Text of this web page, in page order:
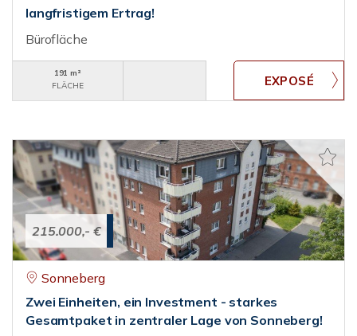
langfristigem Ertrag!
Bürofläche
191 m²
FLÄCHE
215.000,- €
Sonneberg
Zwei Einheiten, ein Investment - starkes
Gesamtpaket in zentraler Lage von Sonneberg!